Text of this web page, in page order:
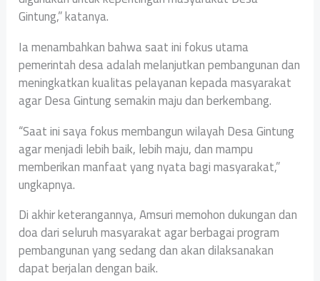
Gintung,” katanya.
Ia menambahkan bahwa saat ini fokus utama
pemerintah desa adalah melanjutkan pembangunan dan
meningkatkan kualitas pelayanan kepada masyarakat
agar Desa Gintung semakin maju dan berkembang.
“Saat ini saya fokus membangun wilayah Desa Gintung
agar menjadi lebih baik, lebih maju, dan mampu
memberikan manfaat yang nyata bagi masyarakat,”
ungkapnya.
Di akhir keterangannya, Amsuri memohon dukungan dan
doa dari seluruh masyarakat agar berbagai program
pembangunan yang sedang dan akan dilaksanakan
dapat berjalan dengan baik.